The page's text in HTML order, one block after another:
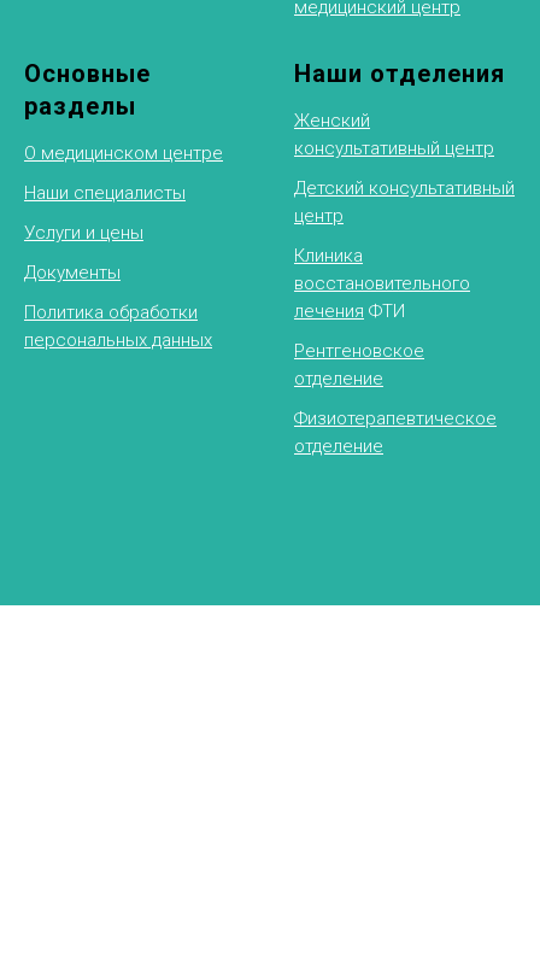
медицинский центр
Основные
разделы
О медицинском центре
Наши специалисты
Услуги и цены
Документы
Политика обработки
персональных данных
Наши отделения
Женский
консультативный центр
Детский консультативный
центр
Клиника
восстановительного
лечения ФТИ
Рентгеновское
отделение
Физиотерапевтическое
отделение